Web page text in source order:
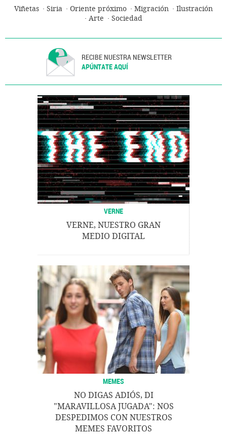
Viñetas Siria Oriente próximo Migración
Ilustración
Arte
Sociedad
RECIBE NUESTRA NEWSLETTER
APÚNTATE AQUÍ
VERNE
VERNE, NUESTRO GRAN
MEDIO DIGITAL
MEMES
NO DIGAS ADIÓS, DI
"MARAVILLOSA JUGADA": NOS
DESPEDIMOS CON NUESTROS
MEMES FAVORITOS